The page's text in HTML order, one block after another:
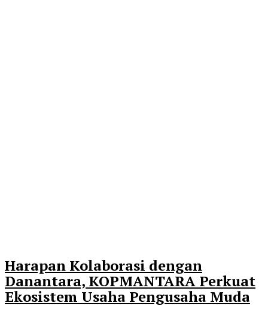
Harapan Kolaborasi dengan
Danantara, KOPMANTARA Perkuat
Ekosistem Usaha Pengusaha Muda